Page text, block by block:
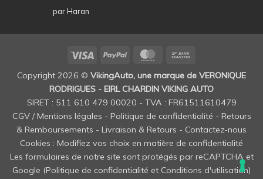
Note5sur
5
par Haran
Visa PayPal MasterCard
Copyright 2026 © VikingAuto, une marque de VERONIQUE
RODRIGUES - EIRL CHARDIN VIKING AUTO
SIRET : 511 610 479 00020 - TVA : FR61511610479
CGV / Mentions légales - Politique de confidentialité - Retours
& Remboursements - Livraison & Retours - Contactez-nous
Cookies : Modifiez vos choix en matière de confidentialité
Les formulaires de notre site sont protégés par reCAPTCHA et
Google (Politique de confidentialité et Conditions d'utilisation)